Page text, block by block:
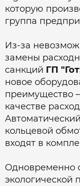
которую
группа
Из-за
замены
санкций ГП
новое
преимущество
качестве
кольцевой
входят в
Одновременно